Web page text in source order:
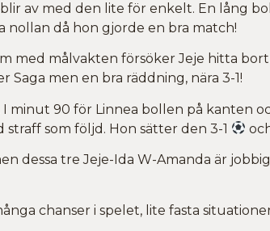
av med den lite för enkelt. En lång
nollan då hon gjorde en bra match!
med målvakten försöker Jeje hitta
men en bra räddning, nära 3-1!
minut 90 för Linnea bollen på kanten
som följd. Hon sätter den 3-1
dessa tre Jeje-Ida W-Amanda är
chanser i spelet, lite fasta